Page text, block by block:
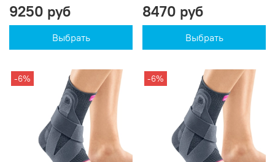
9250 руб
Выбрать
8470 руб
Выбрать
-6% -6%